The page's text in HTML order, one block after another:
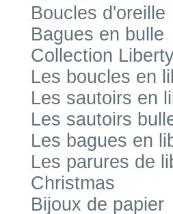
Boucles d'oreille
Bagues en bulle
Collection
Les boucles en
Les sautoirs en
Les sautoirs
Les bagues en
Les parures de
Christmas
Bijoux de papier